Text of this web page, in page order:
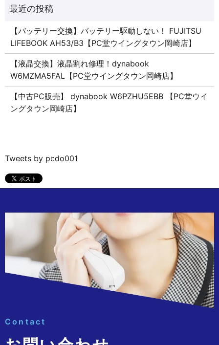
【バッテリー交換】バッテリー駆動しない！ FUJITSU
LIFEBOOK AH53/B3【PC堂ウイングタウン岡崎店】
【液晶交換】液晶割れ修理！dynabook
W6MZMA5FAL【PC堂ウイングタウン岡崎店】
【中古PC販売】 dynabook W6PZHU5EBB 【PC堂ウイ
ングタウン岡崎店】
Tweets by pcdo001
Contact